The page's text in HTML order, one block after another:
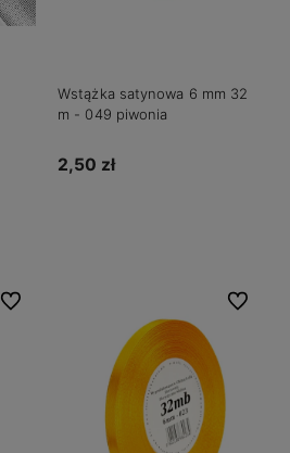
Wstążka satynowa 6 mm 32
m - 049 piwonia
2,50 zł
Do ulubionych Do